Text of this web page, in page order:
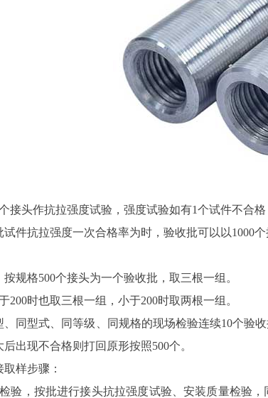
接头作抗拉强度试验，强度试验如有1个试件不合格
件抗拉强度一次合格率为时，验收批可以以1000个
规格500个接头为一个验收批，取三根一组。
200时也取三根一组，小于200时取两根一组。
、同型式、同等级、同规格的现场检验连续10个验
后出现不合格则打回原形按照500个。
样步骤：
验，按批进行接头抗拉强度试验、安装质量检验